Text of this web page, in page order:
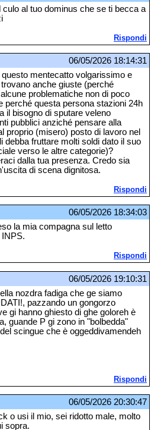
al tuo dominus che se ti becca a
Rispondi
06/05/2026 18:14:31
mentecatto volgarissimo e
anche giuste (perché
problematiche non di poco
perché questa persona stazioni 24h
il bisogno di sputare veleno
pubblici anziché pensare alla
proprio (misero) posto di lavoro nel
debba fruttare molti soldi dato il suo
verso le altre categorie)?
dalla tua presenza. Credo sia
di scena dignitosa.
Rispondi
06/05/2026 18:34:03
la mia compagna sul letto
Rispondi
06/05/2026 19:10:31
nozdra fadiga che ge siamo
pazzando un gongorzo
gi hanno ghiesto di ghe goloreh è
guande P gi zono in "bolbedda"
scingue che è oggeddivamendeh
Rispondi
06/05/2026 20:30:47
o usi il mio, sei ridotto male, molto
sopra.